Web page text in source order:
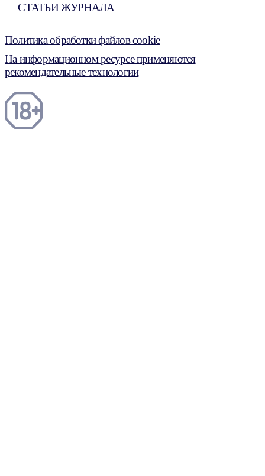
СТАТЬИ ЖУРНАЛА
Политика обработки файлов cookie
На информационном ресурсе применяются
рекомендательные технологии